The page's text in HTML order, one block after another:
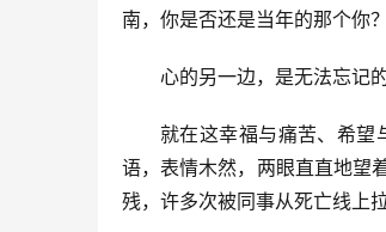
南，你是否还是当年的那个你
心的另一边，是无法忘记
就在这幸福与痛苦、希望
语，表情木然，两眼直直地望
残，许多次被同事从死亡线上拉